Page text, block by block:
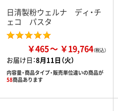
日清製粉ウェルナ ディ・チ
ェコ パスタ
￥465 ￥19,764
お届け日：8月11日（火）
内容量・商品タイプ・販売単位違いの商品が
58商品あります